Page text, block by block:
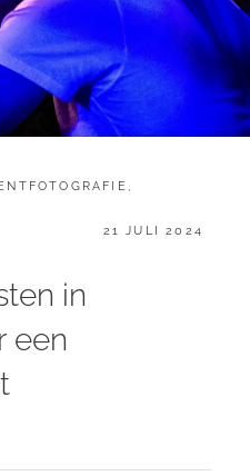
,
GEPLAATST
21 JULI 2024
in
een